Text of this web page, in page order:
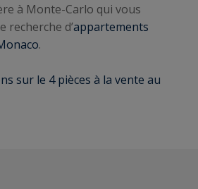
à Monte-Carlo qui vous
recherche d’appartements
.
sur le 4 pièces à la vente au